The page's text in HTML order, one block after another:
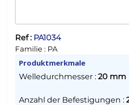
Ref : PA1034
Familie : PA
Produktmerkmale
Welledurchmesser : 20 mm
Anzahl der Befestigungen :